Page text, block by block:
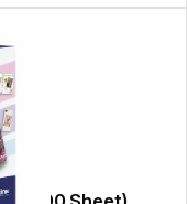
rights reserved.